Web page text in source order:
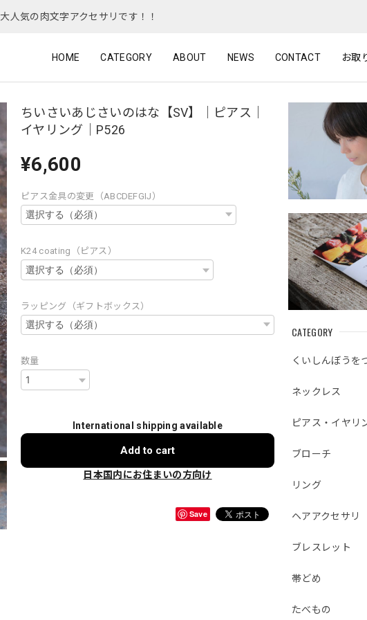
大人気の肉文字アクセサリです！！
HOME CATEGORY ABOUT NEWS CONTACT お取
CATEGORY
くいしんぼうを
ネックレス
ピアス・イヤリ
ブローチ
リング
ヘアアクセサリ
ブレスレット
帯どめ
たべもの
ちいさいあじさいのはな【SV】｜ピアス｜
イヤリング｜P526
¥6,600
ピアス金具の変更（ABCDEFGIJ）
K24 coating（ピアス）
ラッピング（ギフトボックス）
数量
International shipping available
Add to cart
日本国内にお住まいの方向け
Save